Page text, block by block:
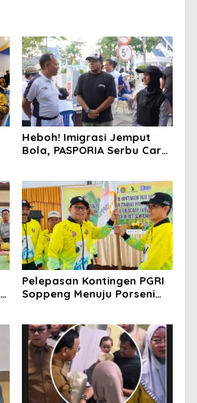
Heboh! Imigrasi Jemput
Bola, PASPORIA Serbu Car
Layanan Paspor Akhir
Pekan
Pelepasan Kontingen PGRI
Soppeng Menuju Porseni
Nama Bumi Latemmamala